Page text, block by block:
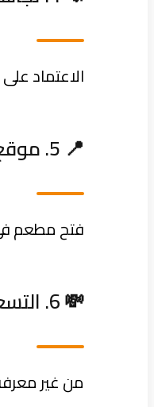
الاعتماد
📍 5. موقع غير مدروس
فتح مطعم
💸 6. التسعير العشوائي
من غير